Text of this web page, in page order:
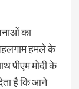
का
हमले के
पीएम मोदी के
है कि आने